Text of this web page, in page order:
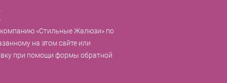
«Стильные Жалюзи» по
на этом сайте или
при помощи формы обратной